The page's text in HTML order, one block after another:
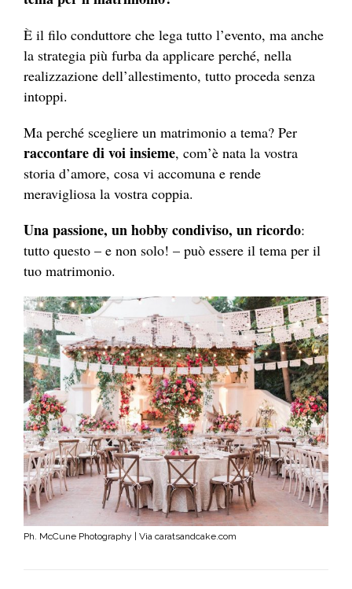
È il filo conduttore che lega tutto l’evento, ma anche
la strategia più furba da applicare perché, nella
realizzazione dell’allestimento, tutto proceda senza
intoppi.
Ma perché scegliere un matrimonio a tema? Per
raccontare di voi insieme, com’è nata la vostra
storia d’amore, cosa vi accomuna e rende
meravigliosa la vostra coppia.
Una passione, un hobby condiviso, un ricordo:
tutto questo – e non solo! – può essere il tema per il
tuo matrimonio.
Ph. McCune Photography | Via caratsandcake.com